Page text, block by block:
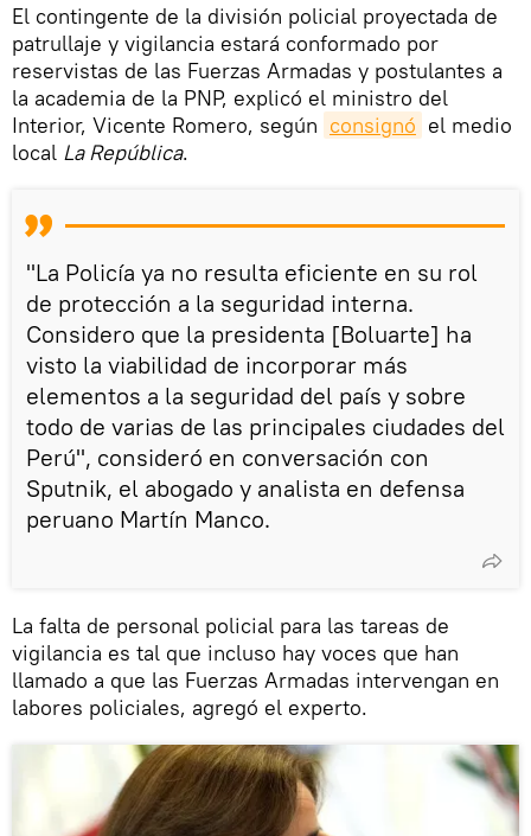
El contingente de la división policial proyectada de
patrullaje y vigilancia estará conformado por
reservistas de las Fuerzas Armadas y postulantes a
la academia de la PNP, explicó el ministro del
Interior, Vicente Romero, según consignó el medio
local La República.
"La Policía ya no resulta eficiente en su rol
de protección a la seguridad interna.
Considero que la presidenta [Boluarte] ha
visto la viabilidad de incorporar más
elementos a la seguridad del país y sobre
todo de varias de las principales ciudades del
Perú", consideró en conversación con
Sputnik, el abogado y analista en defensa
peruano Martín Manco.
La falta de personal policial para las tareas de
vigilancia es tal que incluso hay voces que han
llamado a que las Fuerzas Armadas intervengan en
labores policiales, agregó el experto.